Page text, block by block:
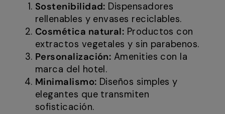
Sostenibilidad: Dispensadores
rellenables y envases reciclables.
Cosmética natural: Productos con
extractos vegetales y sin parabenos.
Personalización: Amenities con la
marca del hotel.
Minimalismo: Diseños simples y
elegantes que transmiten
sofisticación.